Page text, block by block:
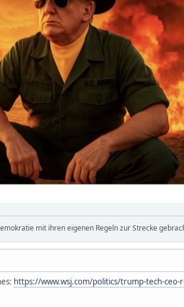
mit ihren eigenen Regeln zur Strecke
https://www.wsj.com/politics/trump-tech-